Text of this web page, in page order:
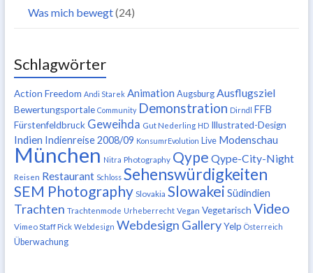
Was mich bewegt(24)
Schlagwörter
Action Freedom Andi Starek Animation Augsburg Ausflugsziel
Bewertungsportale Community Demonstration Dirndl FFB
Fürstenfeldbruck Geweihda Gut Nederling HD Illustrated-Design
Indien Indienreise 2008/09 KonsumrEvolution Live Modenschau
München Nitra Photography Qype Qype-City-Night
Reisen Restaurant Schloss Sehenswürdigkeiten
SEM Photography Slovakia Slowakei Südindien
Trachten Trachtenmode Urheberrecht Vegan Vegetarisch Video
Vimeo Staff Pick Webdesign Webdesign Gallery Yelp Österreich
Überwachung